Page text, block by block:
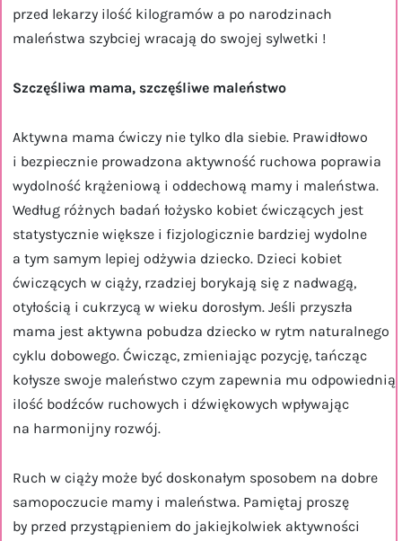
przed lekarzy ilość kilogramów a po narodzinach
maleństwa szybciej wracają do swojej sylwetki !
Szczęśliwa mama, szczęśliwe maleństwo
Aktywna mama ćwiczy nie tylko dla siebie. Prawidłowo
i bezpiecznie prowadzona aktywność ruchowa poprawia
wydolność krążeniową i oddechową mamy i maleństwa.
Według różnych badań łożysko kobiet ćwiczących jest
statystycznie większe i fizjologicznie bardziej wydolne
a tym samym lepiej odżywia dziecko. Dzieci kobiet
ćwiczących w ciąży, rzadziej borykają się z nadwagą,
otyłością i cukrzycą w wieku dorosłym. Jeśli przyszła
mama jest aktywna pobudza dziecko w rytm naturalnego
cyklu dobowego. Ćwicząc, zmieniając pozycję, tańcząc
kołysze swoje maleństwo czym zapewnia mu odpowiednią
ilość bodźców ruchowych i dźwiękowych wpływając
na harmonijny rozwój.
Ruch w ciąży może być doskonałym sposobem na dobre
samopoczucie mamy i maleństwa. Pamiętaj proszę
by przed przystąpieniem do jakiejkolwiek aktywności